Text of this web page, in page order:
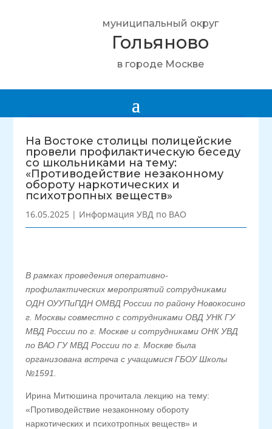
муниципальный округ
Гольяново
в городе Москве
На Востоке столицы полицейские
провели профилактическую беседу
со школьниками на тему:
«Противодействие незаконному
обороту наркотических и
психотропных веществ»
16.05.2025 | Информация УВД по ВАО
В рамках проведения оперативно-
профилактических мероприятий сотрудниками
ОДН ОУУПиПДН ОМВД России по району Новокосино
г. Москвы совместно с сотрудниками ОВД УНК ГУ
МВД России по г. Москве и сотрудниками ОНК УВД
по ВАО ГУ МВД России по г. Москве была
организована встреча с учащимися ГБОУ Школы
№1591.
Ирина Митюшина прочитала лекцию на тему:
«Противодействие незаконному обороту
наркотических и психотропных веществ» и